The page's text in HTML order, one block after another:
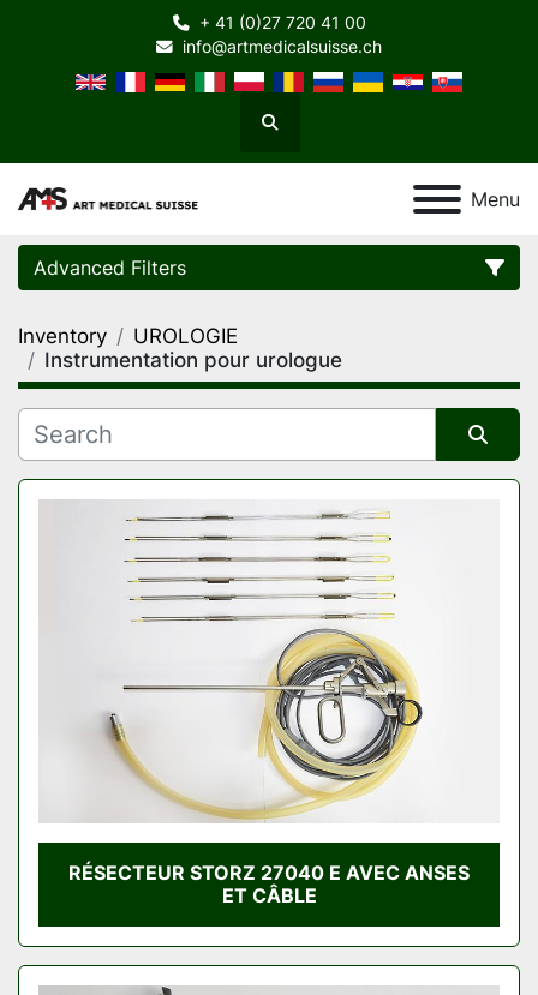
+ 41 (0)27 720 41 00
info@artmedicalsuisse.ch
Search
Menu
Advanced Filters
Category
Manufacturer
Model
Inventory
UROLOGIE
Instrumentation pour urologue
Sort by
RÉSECTEUR STORZ 27040 E AVEC ANSES
ET CÂBLE